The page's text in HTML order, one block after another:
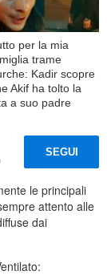
per la mia
trame
Kadir scopre
Akif ha tolto la
a suo padre
SEGUI
le principali
attento alle
dai